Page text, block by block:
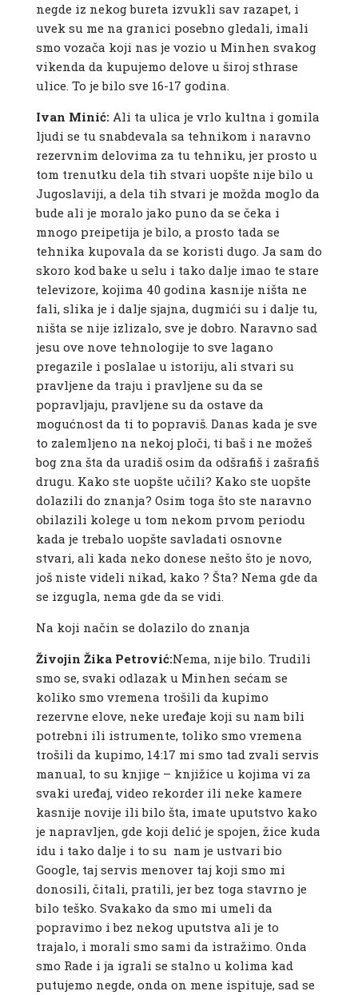
negde iz nekog bureta izvukli sav razapet, i
uvek su me na granici posebno gledali, imali
smo vozača koji nas je vozio u Minhen svakog
vikenda da kupujemo delove u široj sthrase
ulice. To je bilo sve 16-17 godina.
Ivan Minić:Ali ta ulica je vrlo kultna i gomila
ljudi se tu snabdevala sa tehnikom i naravno
rezervnim delovima za tu tehniku, jer prosto u
tom trenutku dela tih stvari uopšte nije bilo u
Jugoslaviji, a dela tih stvari je možda moglo da
bude ali je moralo jako puno da se čeka i
mnogo preipetija je bilo, a prosto tada se
tehnika kupovala da se koristi dugo. Ja sam do
skoro kod bake u selu i tako dalje imao te stare
televizore, kojima 40 godina kasnije ništa ne
fali, slika je i dalje sjajna, dugmići su i dalje tu,
ništa se nije izlizalo, sve je dobro. Naravno sad
jesu ove nove tehnologije to sve lagano
pregazile i poslalae u istoriju, ali stvari su
pravljene da traju i pravljene su da se
popravljaju, pravljene su da ostave da
mogućnost da ti to popraviš. Danas kada je sve
to zalemljeno na nekoj ploči, ti baš i ne možeš
bog zna šta da uradiš osim da odšrafiš i zašrafiš
drugu. Kako ste uopšte učili? Kako ste uopšte
dolazili do znanja? Osim toga što ste naravno
obilazili kolege u tom nekom prvom periodu
kada je trebalo uopšte savladati osnovne
stvari, ali kada neko donese nešto što je novo,
još niste videli nikad, kako ? Šta? Nema gde da
se izgugla, nema gde da se vidi.
Na koji način se dolazilo do znanja
Živojin Žika Petrović:Nema, nije bilo. Trudili
smo se, svaki odlazak u Minhen sećam se
koliko smo vremena trošili da kupimo
rezervne elove, neke uređaje koji su nam bili
potrebni ili istrumente, toliko smo vremena
trošili da kupimo, 14:17 mi smo tad zvali servis
manual, to su knjige – knjižice u kojima vi za
svaki uređaj, video rekorder ili neke kamere
kasnije novije ili bilo šta, imate uputstvo kako
je napravljen, gde koji delić je spojen, žice kuda
idu i tako dalje i to su nam je ustvari bio
Google, taj servis menover taj koji smo mi
donosili, čitali, pratili, jer bez toga stavrno je
bilo teško. Svakako da smo mi umeli da
popravimo i bez nekog uputstva ali je to
trajalo, i morali smo sami da istražimo. Onda
smo Rade i ja igrali se stalno u kolima kad
putujemo negde, onda on mene ispituje, sad se